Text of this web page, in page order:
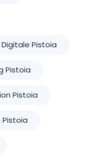
Pistoia
Pistoia
Pistoia